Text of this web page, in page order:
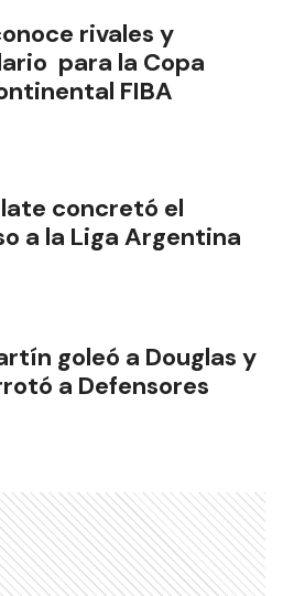
rivales y
para la Copa
FIBA
concretó el
a la Liga Argentina
goleó a Douglas y
a Defensores